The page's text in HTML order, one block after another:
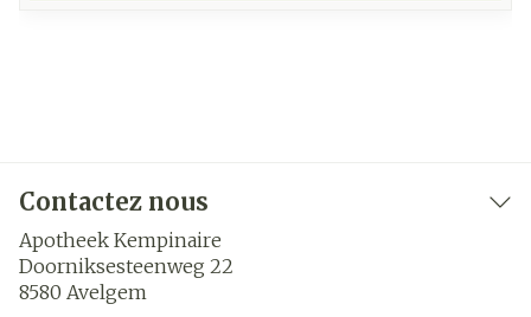
Contactez nous
Apotheek Kempinaire
Doorniksesteenweg 22
8580 Avelgem